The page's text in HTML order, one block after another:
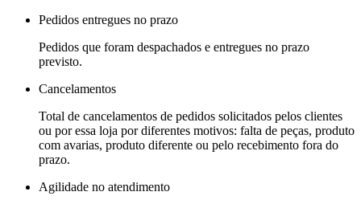
Pedidos entregues no prazo
Pedidos que foram despachados e entregues no prazo
previsto.
Cancelamentos
Total de cancelamentos de pedidos solicitados pelos clientes
ou por essa loja por diferentes motivos: falta de peças, produto
com avarias, produto diferente ou pelo recebimento fora do
prazo.
Agilidade no atendimento